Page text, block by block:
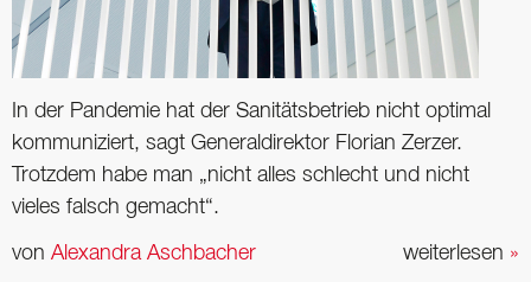
In der Pandemie hat der Sanitätsbetrieb nicht optimal
kommuniziert, sagt Generaldirektor Florian Zerzer.
Trotzdem habe man „nicht alles schlecht und nicht
vieles falsch gemacht“.
weiterlesen »
von Alexandra Aschbacher